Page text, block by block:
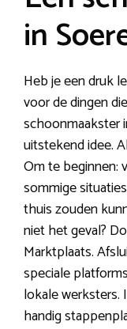
in
Heb je een druk
voor de dingen
schoonmaakster
uitstekend idee.
Om te beginnen:
sommige
thuis zouden
niet het geval?
Marktplaats.
speciale
lokale werksters.
handig